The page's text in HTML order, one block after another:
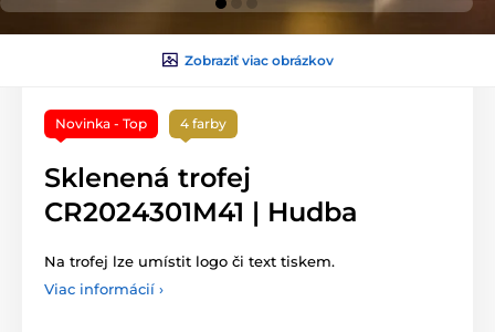
Zobraziť viac obrázkov
Novinka - Top 4 farby
Sklenená trofej
CR2024301M41 | Hudba
Na trofej lze umístit logo či text tiskem.
Viac informácií ›